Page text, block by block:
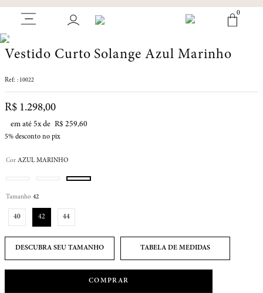
0
Vestido Curto Solange Azul Marinho
: 10022
R$ 1.298,00
em até 5x de R$ 259,60
5% desconto no pix
Cor AZUL MARINHO
Tamanho 42
40 42 44
TABELA DE MEDIDAS
COMPRAR